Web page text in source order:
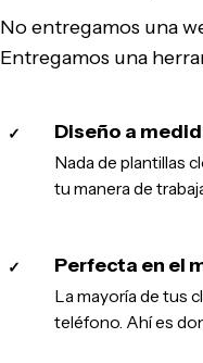
No entregamos una
Entregamos una
✓ Diseño a
Nada de plantillas
tu manera de
✓ Perfecta en el
La mayoría de tus
teléfono. Ahí es